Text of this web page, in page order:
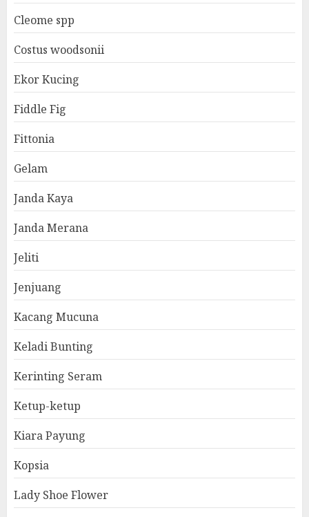
Cleome spp
Costus woodsonii
Ekor Kucing
Fiddle Fig
Fittonia
Gelam
Janda Kaya
Janda Merana
Jeliti
Jenjuang
Kacang Mucuna
Keladi Bunting
Kerinting Seram
Ketup-ketup
Kiara Payung
Kopsia
Lady Shoe Flower